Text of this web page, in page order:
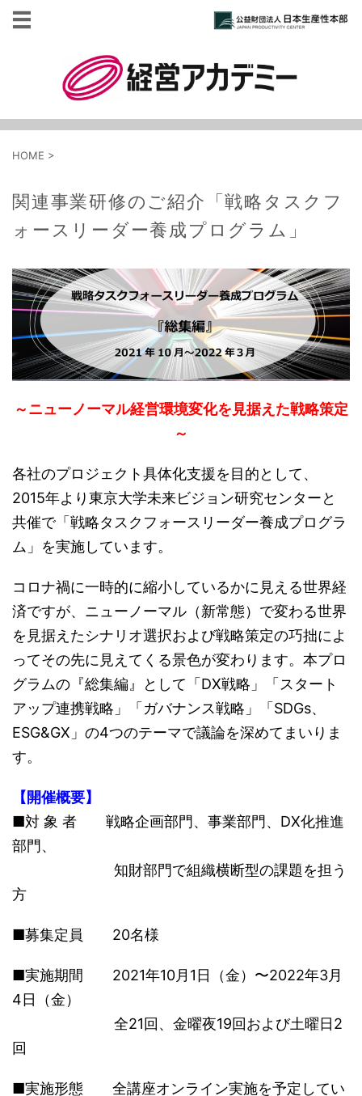
HOME >
関連事業研修のご紹介「戦略タスクフ
ォースリーダー養成プログラム」
～ニューノーマル経営環境変化を見据えた戦略策定
～
各社のプロジェクト具体化支援を目的として、
2015年より東京大学未来ビジョン研究センターと
共催で「戦略タスクフォースリーダー養成プログラ
ム」を実施しています。
コロナ禍に一時的に縮小しているかに見える世界経
済ですが、ニューノーマル（新常態）で変わる世界
を見据えたシナリオ選択および戦略策定の巧拙によ
ってその先に見えてくる景色が変わります。本プロ
グラムの『総集編』として「DX戦略」「スタート
アップ連携戦略」「ガバナンス戦略」「SDGs、
ESG&GX」の4つのテーマで議論を深めてまいりま
す。
【開催概要】
■対 象 者 戦略企画部門、事業部門、DX化推進
部門、
知財部門で組織横断型の課題を担う
方
■募集定員 20名様
■実施期間 2021年10月1日（金）〜2022年3月
4日（金）
全21回、金曜夜19回および土曜日2
回
■実施形態 全講座オンライン実施を予定してい